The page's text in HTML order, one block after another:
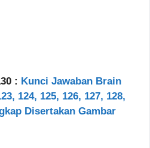
: Kunci Jawaban Brain
124, 125, 126, 127, 128,
Disertakan Gambar